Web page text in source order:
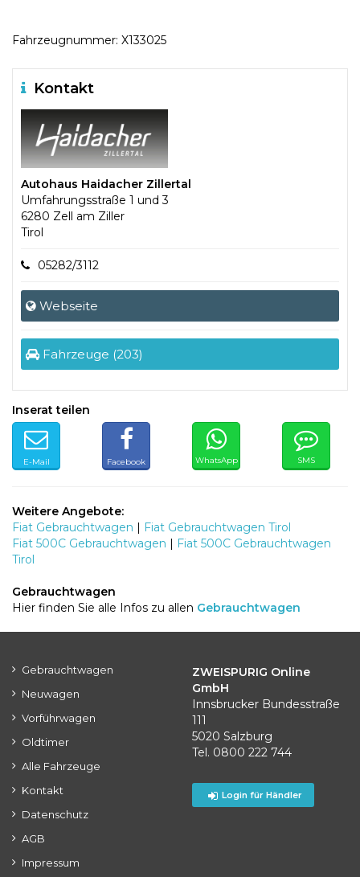
Fahrzeugnummer: X133025
Kontakt
Autohaus Haidacher Zillertal
Umfahrungsstraße 1 und 3
6280 Zell am Ziller
Tirol
05282/3112
Webseite
Fahrzeuge (203)
Inserat teilen
E-Mail Facebook WhatsApp SMS
Weitere Angebote:
Fiat Gebrauchtwagen | Fiat Gebrauchtwagen Tirol
Fiat 500C Gebrauchtwagen | Fiat 500C Gebrauchtwagen
Tirol
Gebrauchtwagen
Hier finden Sie alle Infos zu allen Gebrauchtwagen
Gebrauchtwagen
Neuwagen
Vorführwagen
Oldtimer
Alle Fahrzeuge
Kontakt
Datenschutz
AGB
Impressum
ZWEISPURIG Online
GmbH
Innsbrucker Bundesstraße
111
5020 Salzburg
Tel. 0800 222 744
Login für Händler